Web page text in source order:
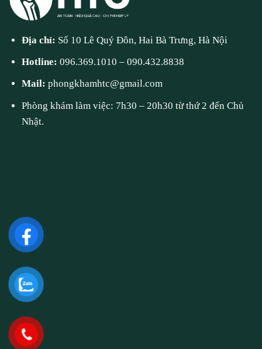
Địa chỉ: Số 10 Lê Quý Đôn, Hai Bà Trưng, Hà Nội
Hotline:096.369.1010 –090.432.8838
Mail:phongkhamhtc@gmail.com
Phòng khám làm việc: 7h30 – 20h30 từ thứ 2 đến Chủ
Nhật.